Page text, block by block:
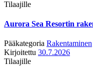
Tilaajille
Aurora Sea Resortin
Pääkategoria Rakentaminen
Kirjoitettu 30.7.2026
Tilaajille